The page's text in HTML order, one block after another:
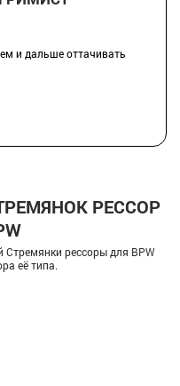
и дальше оттачивать
РЕССОР
Стремянки рессоры для BPW
её типа.